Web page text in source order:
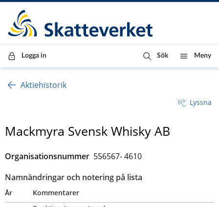
Till innehåll
Till navigationen
Till chattrobot
Logga in Sök Meny
Aktiehistorik
Lyssna
Mackmyra Svensk Whisky AB
Organisationsnummer 556567- 4610
Namnändringar och notering på lista
År
Kommentarer